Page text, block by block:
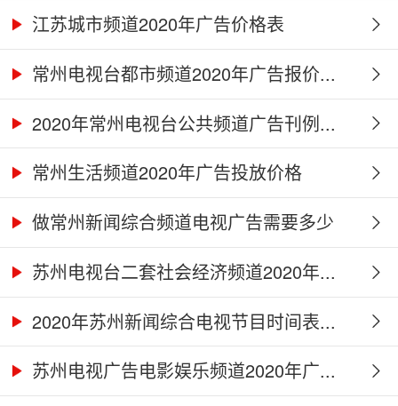
江苏城市频道2020年广告价格表
常州电视台都市频道2020年广告报价...
2020年常州电视台公共频道广告刊例...
常州生活频道2020年广告投放价格
做常州新闻综合频道电视广告需要多少
钱...苏州电视台二套社会经济频道2020年...
2020年苏州新闻综合电视节目时间表...
苏州电视广告电影娱乐频道2020年广...